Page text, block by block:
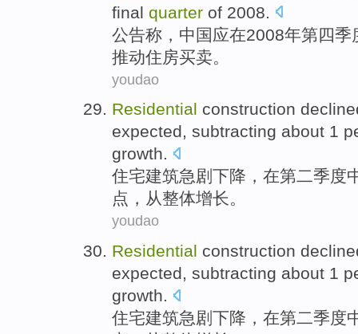
final quarter of 2008.
公告称 ， 中国应在2008年第四季
推动住房买卖。
youdao
Residential construction
expected, subtracting about 1
growth.
住宅建筑急剧下降， 在第二季度
点， 从整体增长。
youdao
Residential construction
expected, subtracting about 1
growth.
住宅建筑急剧下降， 在第二季度